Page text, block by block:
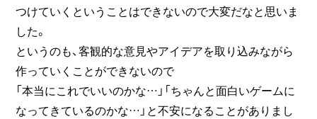
つけていくということはできないので大変だなと思いま
した。
というのも、客観的な意見やアイデアを取り込みながら
作っていくことができないので
「本当にこれでいいのかな…」「ちゃんと面白いゲームに
なってきているのかな…」と不安になることがありまし